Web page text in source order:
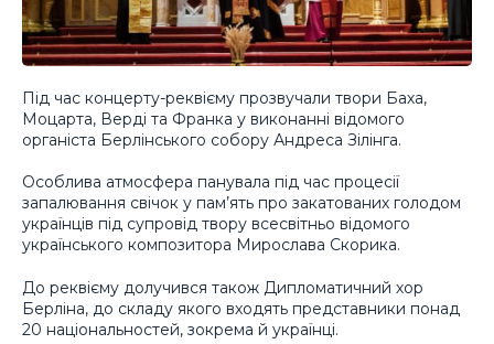
Під час концерту-реквієму прозвучали твори Баха,
Моцарта, Верді та Франка у виконанні відомого
органіста Берлінського собору Андреса Зілінга.
Особлива атмосфера панувала під час процесії
запалювання свічок у пам’ять про закатованих голодом
українців під супровід твору всесвітньо відомого
українського композитора Мирослава Скорика.
До реквієму долучився також Дипломатичний хор
Берліна, до складу якого входять представники понад
20 національностей, зокрема й українці.